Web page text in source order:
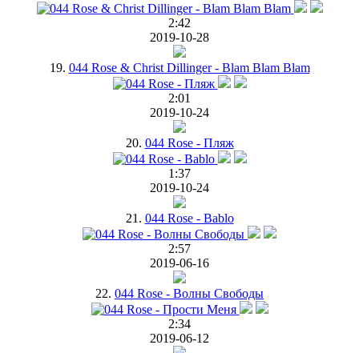
2:42
2019-10-28
19. 044 Rose & Christ Dillinger - Blam Blam Blam
2:01
2019-10-24
20. 044 Rose - Пляж
1:37
2019-10-24
21. 044 Rose - Bablo
2:57
2019-06-16
22. 044 Rose - Волны Свободы
2:34
2019-06-12